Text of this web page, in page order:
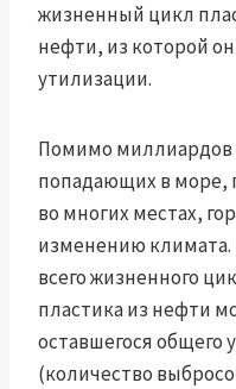
жизненный цикл
нефти, из которой
утилизации.
Помимо миллиардов
попадающих в море,
во многих местах,
изменению
всего жизненного
пластика из нефти
оставшегося общего
(количество